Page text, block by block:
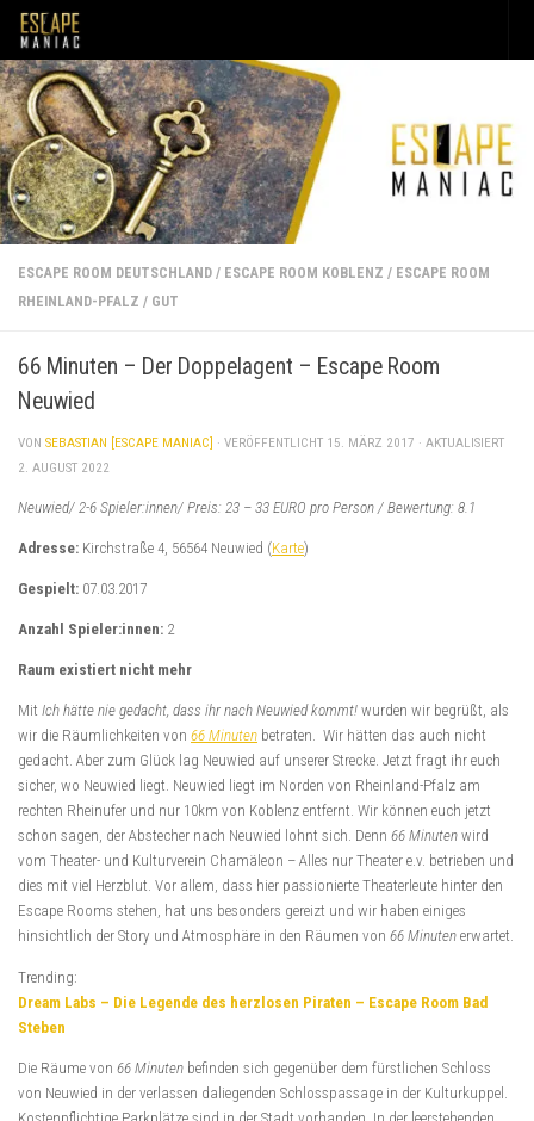
Unter dem Inhalt
ESCAPE ROOM DEUTSCHLAND / ESCAPE ROOM KOBLENZ / ESCAPE ROOM
RHEINLAND-PFALZ / GUT
66 Minuten – Der Doppelagent – Escape Room
Neuwied
VON SEBASTIAN [ESCAPE MANIAC] · VERÖFFENTLICHT 15. MÄRZ 2017 · AKTUALISIERT
2. AUGUST 2022
Neuwied/ 2-6 Spieler:innen/ Preis: 23 – 33 EURO pro Person / Bewertung: 8.1
Adresse: Kirchstraße 4, 56564 Neuwied (Karte)
Gespielt: 07.03.2017
Anzahl Spieler:innen: 2
Raum existiert nicht mehr
Mit Ich hätte nie gedacht, dass ihr nach Neuwied kommt! wurden wir begrüßt, als
wir die Räumlichkeiten von 66 Minuten betraten. Wir hätten das auch nicht
gedacht. Aber zum Glück lag Neuwied auf unserer Strecke. Jetzt fragt ihr euch
sicher, wo Neuwied liegt. Neuwied liegt im Norden von Rheinland-Pfalz am
rechten Rheinufer und nur 10km von Koblenz entfernt. Wir können euch jetzt
schon sagen, der Abstecher nach Neuwied lohnt sich. Denn 66 Minuten wird
vom Theater- und Kulturverein Chamäleon – Alles nur Theater e.v. betrieben und
dies mit viel Herzblut. Vor allem, dass hier passionierte Theaterleute hinter den
Escape Rooms stehen, hat uns besonders gereizt und wir haben einiges
hinsichtlich der Story und Atmosphäre in den Räumen von 66 Minuten erwartet.
Trending:
Dream Labs – Die Legende des herzlosen Piraten – Escape Room Bad
Steben
Die Räume von 66 Minuten befinden sich gegenüber dem fürstlichen Schloss
von Neuwied in der verlassen daliegenden Schlosspassage in der Kulturkuppel.